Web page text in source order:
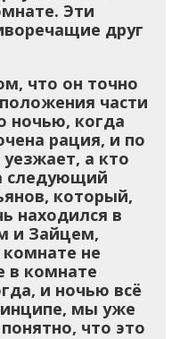
Эти
друг
что он точно
части
ночью, когда
рация, и по
а кто
следующий
который,
находился в
и Зайцем,
не
в комнате
и ночью всё
мы уже
что это